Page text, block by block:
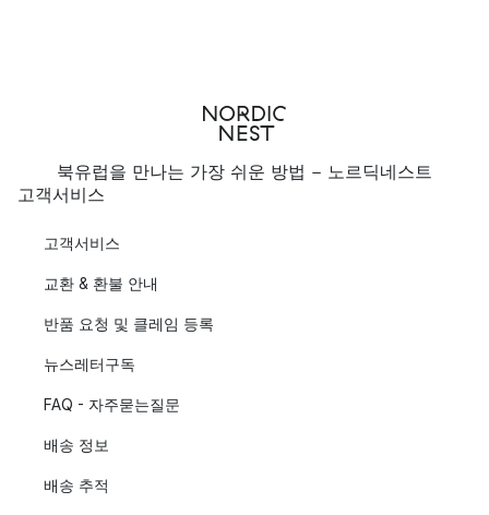
북유럽을 만나는 가장 쉬운 방법 - 노르딕네스트
고객서비스
고객서비스
교환 & 환불 안내
반품 요청 및 클레임 등록
뉴스레터구독
FAQ - 자주묻는질문
배송 정보
배송 추적